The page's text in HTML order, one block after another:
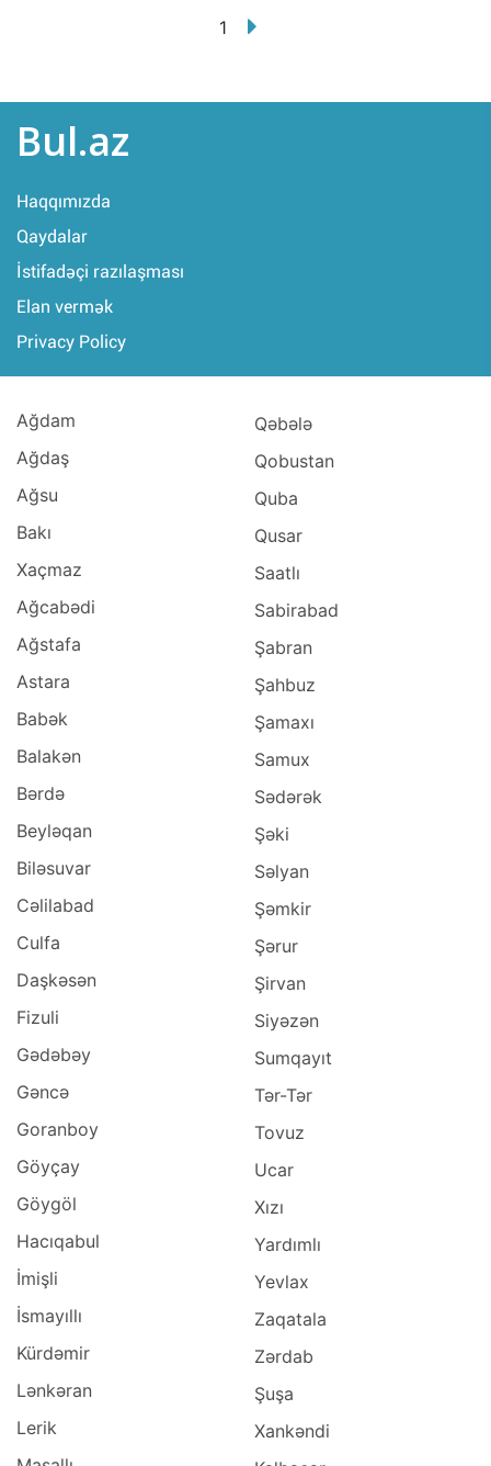
1
Bul.az
Haqqımızda
Qaydalar
İstifadəçi razılaşması
Elan vermək
Privacy Policy
Ağdam
Ağdaş
Ağsu
Bakı
Xaçmaz
Ağcabədi
Ağstafa
Astara
Babək
Balakən
Bərdə
Beyləqan
Biləsuvar
Cəlilabad
Culfa
Daşkəsən
Fizuli
Gədəbəy
Gəncə
Goranboy
Göyçay
Göygöl
Hacıqabul
İmişli
İsmayıllı
Kürdəmir
Lənkəran
Lerik
Qəbələ
Qobustan
Quba
Qusar
Saatlı
Sabirabad
Şabran
Şahbuz
Şamaxı
Samux
Sədərək
Şəki
Səlyan
Şəmkir
Şərur
Şirvan
Siyəzən
Sumqayıt
Tər-Tər
Tovuz
Ucar
Xızı
Yardımlı
Yevlax
Zaqatala
Zərdab
Şuşa
Xankəndi